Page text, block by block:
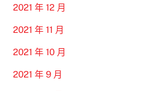
2021 年 12 月
2021 年 11 月
2021 年 10 月
2021 年 9 月